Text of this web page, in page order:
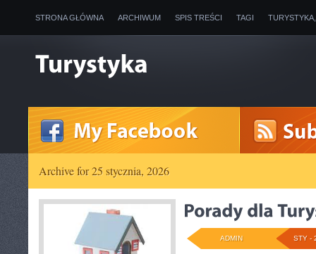
STRONA GŁÓWNA ARCHIWUM SPIS TREŚCI TAGI
Archive for 25 stycznia, 2026
STY -
ADMIN